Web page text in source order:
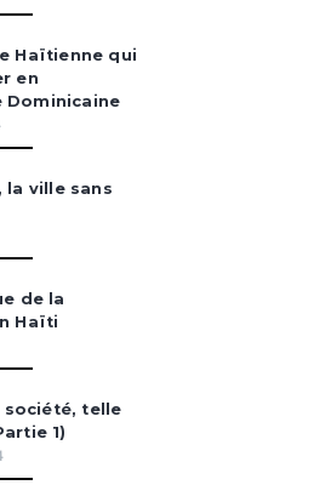
Haïtienne qui
en
Dominicaine
la ville sans
de la
Haïti
société, telle
1)